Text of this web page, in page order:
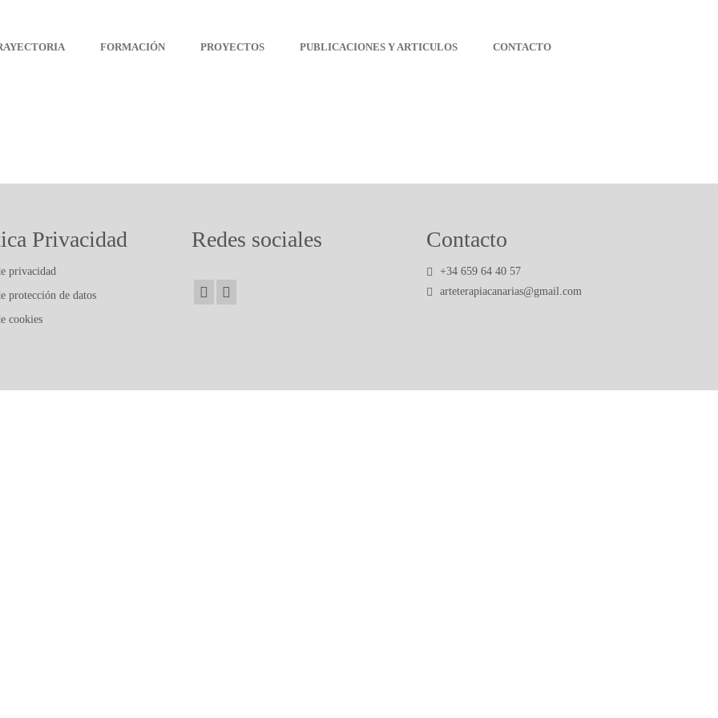
FORMACIÓN PROYECTOS PUBLICACIONES Y ARTICULOS CONTACTO
Privacidad
privacidad
protección de datos
cookies
Redes sociales Contacto
+34 659 64 40 57
arteterapiacanarias@gmail.com